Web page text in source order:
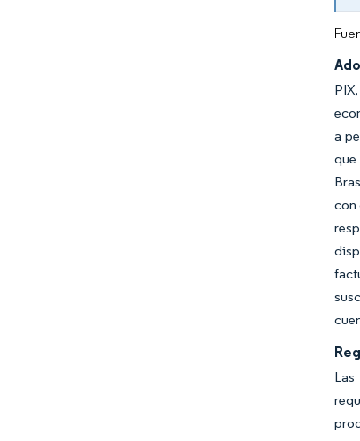
a
con